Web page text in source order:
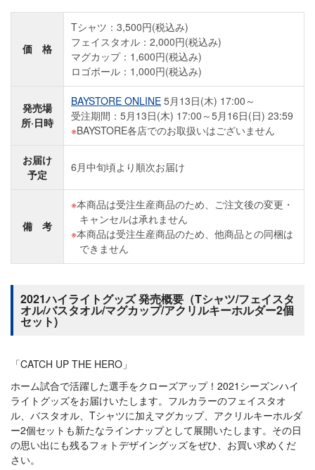
価 格
Tシャツ：3,500円(税込み)
フェイスタオル：2,000円(税込み)
マグカップ：1,600円(税込み)
ロゴボール：1,000円(税込み)
発売場
所·日時
BAYSTORE ONLINE 5月13日(木) 17:00～
受注期間：5月13日(木) 17:00～5月16日(日) 23:59
BAYSTORE各店でのお取扱いはございません
お届け
予定
6月中旬頃より順次お届け
備 考
本商品は受注生産商品のため、ご注文後の変更・
キャンセルは承れません
本商品は受注生産商品のため、他商品との同梱は
できません
2021ハイライトグッズ 発売概要（Tシャツ/フェイスタ
オル/バスタオル/マグカップ/アクリルキーホルダー2個
セット)
「CATCH UP THE HERO」
ホーム試合で活躍した選手をクローズアップ！2021シーズンハイ
ライトグッズをお届けいたします。フルカラーのフェイスタオ
ル、バスタオル、Tシャツに加えマグカップ、アクリルキーホルダ
ー2個セットも新たなラインナップとして展開いたします。その日
の思い出にも残るフォトデザイングッズをぜひ、お買い求めくだ
さい。